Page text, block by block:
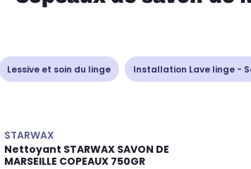
Lessive et soin du linge Installation Lave linge -
STARWAX
Nettoyant STARWAX SAVON DE
MARSEILLE COPEAUX 750GR